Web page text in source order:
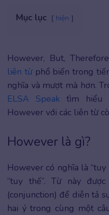
Mục lục hiện
However, But,
liên từphổ biến trong
nghĩa và mượt mà hơn.
ELSA Speaktìm hiểu
However với các liên từ
However là gì?
However có nghĩa là “tuy
“tuy thế”. Từ này
(conjunction) để diễn tả
hai ý trong cùng một